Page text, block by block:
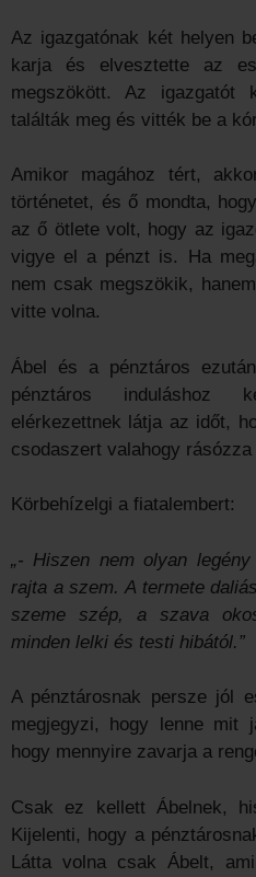
Az igazgatónak két helyen
karja és elvesztette az
megszökött. Az igazgatót
találták meg és vitték be a
Amikor magához tért,
történetet, és ő mondta,
az ő ötlete volt, hogy az
vigye el a pénzt is. Ha
nem csak megszökik,
vitte volna.
Ábel és a pénztáros
pénztáros induláshoz
elérkezettnek látja az időt,
csodaszert valahogy
Körbehízelgi a fiatalembert:
„‑ Hiszen nem olyan
rajta a szem. A termete
szeme szép, a szava
minden lelki és testi hibától.”
A pénztárosnak persze jól
megjegyzi, hogy lenne mit
hogy mennyire zavarja a
Csak ez kellett Ábelnek,
Kijelenti, hogy a
Látta volna csak Ábelt,